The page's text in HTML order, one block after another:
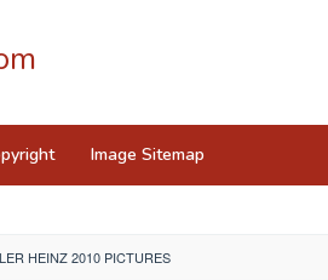
Image Sitemap
HEINZ 2010 PICTURES